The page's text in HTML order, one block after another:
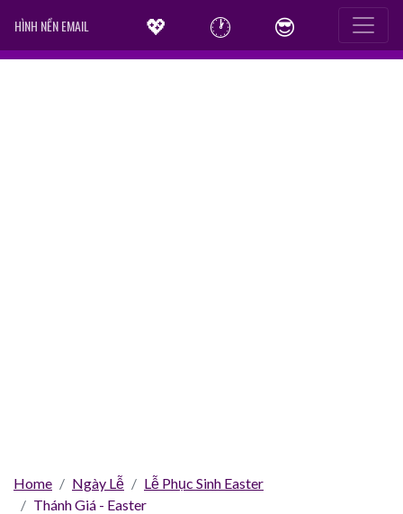
HÌNH NỀN EMAIL 💖 🕐 😎
Home Ngày Lễ
Lễ Phục Sinh Easter
Thánh Giá - Easter